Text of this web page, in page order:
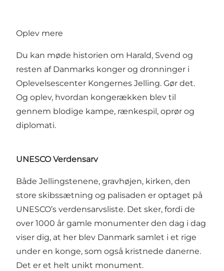
Oplev mere
Du kan møde historien om Harald, Svend og
resten af Danmarks konger og dronninger i
Oplevelsescenter Kongernes Jelling. Gør det.
Og oplev, hvordan kongerækken blev til
gennem blodige kampe, rænkespil, oprør og
diplomati.
UNESCO Verdensarv
Både Jellingstenene, gravhøjen, kirken, den
store skibssætning og palisaden er optaget på
UNESCO’s verdensarvsliste. Det sker, fordi de
over 1000 år gamle monumenter den dag i dag
viser dig, at her blev Danmark samlet i et rige
under en konge, som også kristnede danerne.
Det er et helt unikt monument.